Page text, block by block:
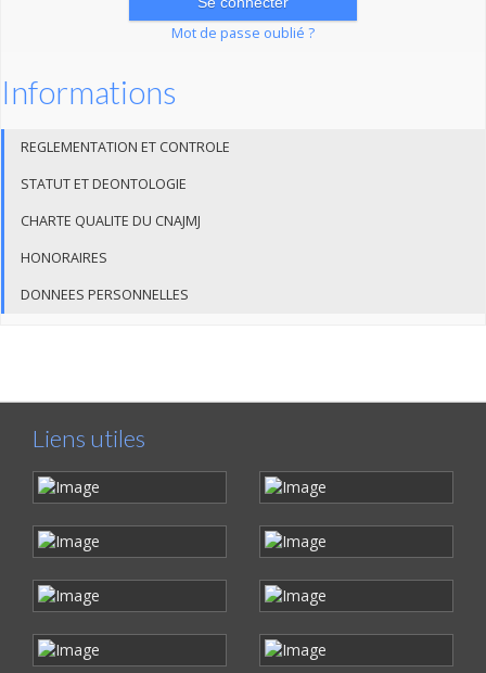
Mot de passe oublié ?
Informations
REGLEMENTATION ET CONTROLE
STATUT ET DEONTOLOGIE
CHARTE QUALITE DU CNAJMJ
HONORAIRES
DONNEES PERSONNELLES
Liens utiles